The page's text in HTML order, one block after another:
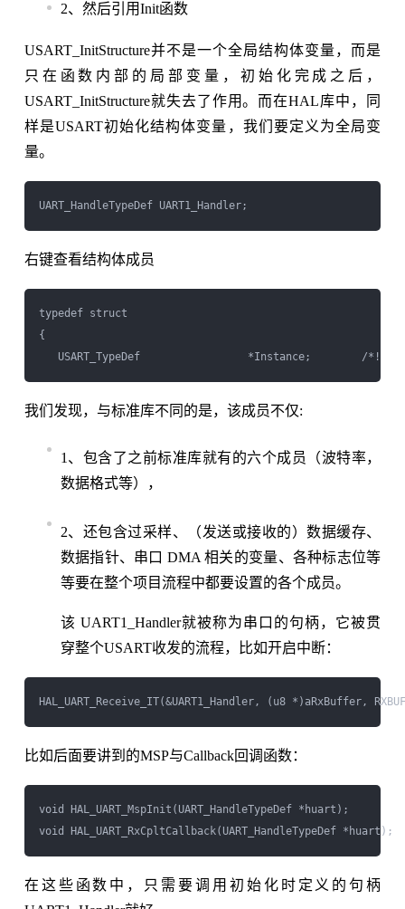
2、然后引用Init函数
USART_InitStructure并不是一个全局结构体变量，而是
只在函数内部的局部变量，初始化完成之后，
USART_InitStructure就失去了作用。而在HAL库中，同
样是USART初始化结构体变量，我们要定义为全局变
量。
右键查看结构体成员
typedef struct
{
USART_TypeDef                 *Instance;        /*!
我们发现，与标准库不同的是，该成员不仅:
1、包含了之前标准库就有的六个成员（波特率，
数据格式等），
2、还包含过采样、（发送或接收的）数据缓存、
数据指针、串口 DMA 相关的变量、各种标志位等
等要在整个项目流程中都要设置的各个成员。
该 UART1_Handler就被称为串口的句柄，它被贯
穿整个USART收发的流程，比如开启中断：
比如后面要讲到的MSP与Callback回调函数：
void HAL_UART_MspInit(UART_HandleTypeDef *huart);
在这些函数中，只需要调用初始化时定义的句柄